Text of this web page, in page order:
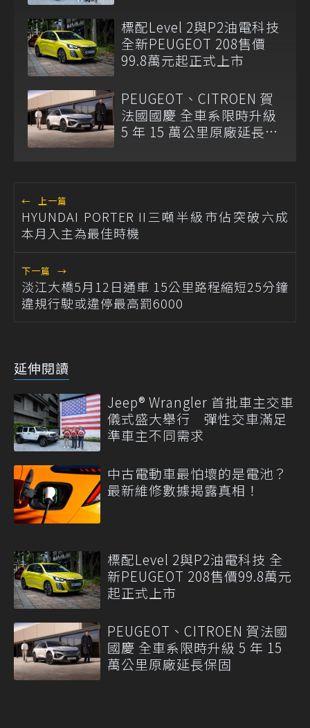
標配Level 2與P2油電科技
全新PEUGEOT 208售價
99.8萬元起正式上市
PEUGEOT、CITROEN 賀
法國國慶 全車系限時升級
5 年 15 萬公里原廠延長保
← 上一篇
HYUNDAI PORTER II三噸半級市佔突破六成
本月入主為最佳時機
下一篇 →
淡江大橋5月12日通車 15公里路程縮短25分鐘
違規行駛或違停最高罰6000
延伸閱讀
Jeep® Wrangler 首批車主交車
儀式盛大舉行 彈性交車滿足
準車主不同需求
中古電動車最怕壞的是電池？
最新維修數據揭露真相！
標配Level 2與P2油電科技 全
新PEUGEOT 208售價99.8萬元
起正式上市
PEUGEOT、CITROEN 賀法國
國慶 全車系限時升級 5 年 15
萬公里原廠延長保固